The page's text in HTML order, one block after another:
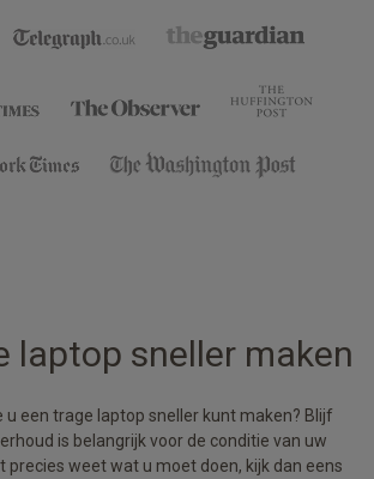
laptop sneller maken
u een trage laptop sneller kunt maken? Blijf
is belangrijk voor de conditie van uw
precies weet wat u moet doen, kijk dan eens